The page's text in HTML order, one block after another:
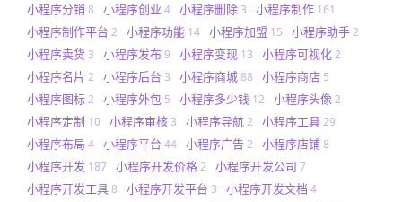
小程序分销 8 小程序创业 4 小程序删除 3 小程序制作 161
小程序制作平台 2 小程序功能 14 小程序加盟 15 小程序助手2
小程序卖货 3 小程序发布9 小程序变现 13 小程序可视化2
小程序名片 2 小程序后台 3 小程序商城88 小程序商店 5
小程序图标2 小程序外包 5 小程序多少钱 12 小程序头像 2
小程序定制 10 小程序审核 3 小程序导航2 小程序工具29
小程序布局 4 小程序平台 44 小程序广告2 小程序店铺8
小程序开发 187 小程序开发价格2 小程序开发公司 7
小程序开发工具8 小程序开发平台 3 小程序开发文档 4